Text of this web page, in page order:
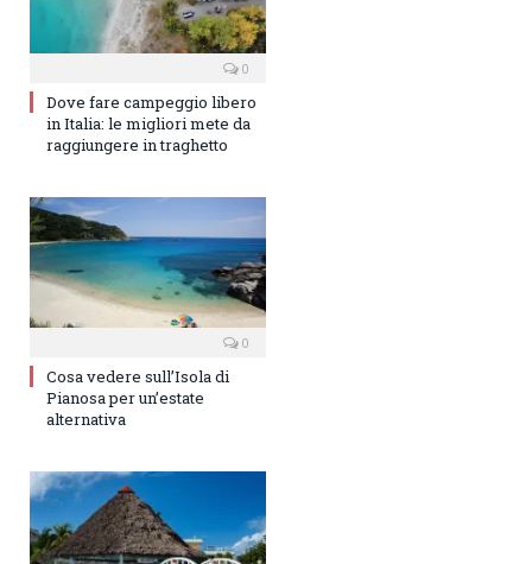
0
Dove fare campeggio libero
in Italia: le migliori mete da
raggiungere in traghetto
0
Cosa vedere sull’Isola di
Pianosa per un’estate
alternativa